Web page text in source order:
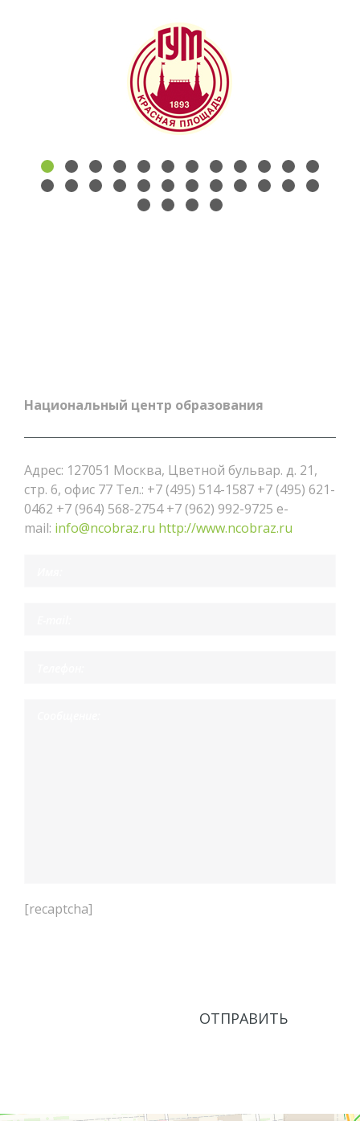
Национальный центр образования
Адрес: 127051 Москва, Цветной бульвар. д. 21,
стр. 6, офис 77 Тел.: +7 (495) 514-1587 +7 (495) 621-
0462 +7 (964) 568-2754 +7 (962) 992-9725 e-
mail: info@ncobraz.ru http://www.ncobraz.ru
[recaptcha]